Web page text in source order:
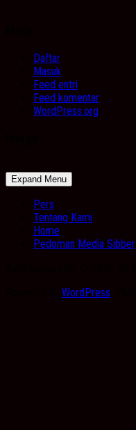
Daftar
Masuk
Feed entri
Feed komentar
WordPress.org
Expand Menu
Pers
Tentang Kami
Home
Pedoman Media Sibber
WordPress